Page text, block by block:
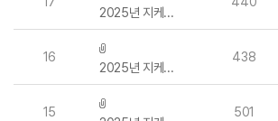
2025년 지케이엘위드 「부산지역 청소용품 단가계약」 입찰 재공고
16
2025년 지케이엘위드 「부산지역 청소용품 단가계약」 입찰 공고
438
15 501